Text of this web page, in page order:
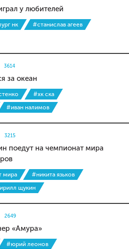
у любителей
нк
#станислав агеев
3614
за океан
#хк ска
#иван налимов
3215
поедут на чемпионат мира
мира
#никита язьков
щукин
2649
«Амура»
#юрий леонов